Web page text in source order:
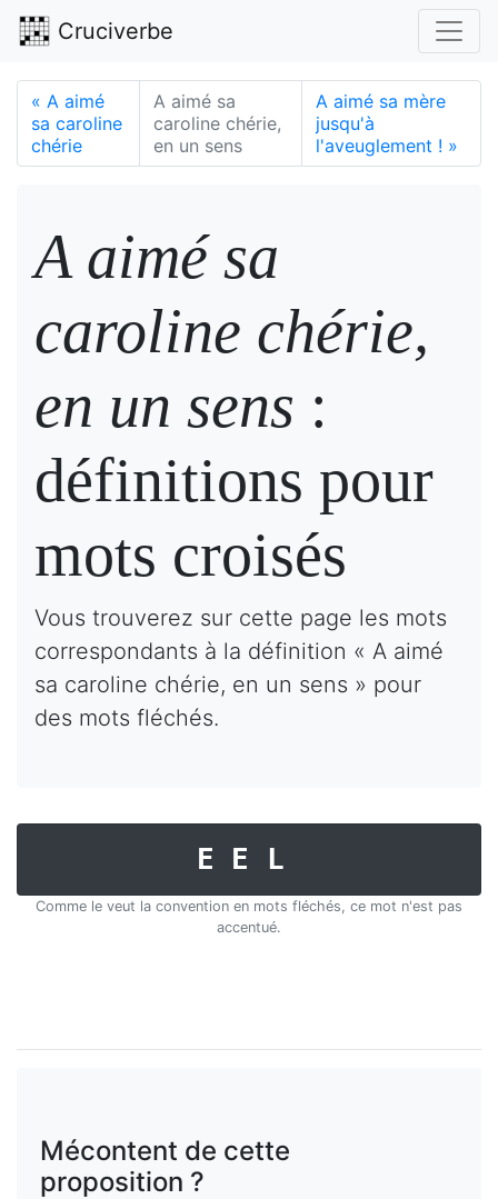
Cruciverbe
« A aimé
sa caroline
chérie
A aimé sa
caroline chérie,
en un sens
A aimé sa mère
jusqu'à
l'aveuglement ! »
A aimé sa
caroline chérie,
en un sens :
définitions pour
mots croisés
Vous trouverez sur cette page les mots
correspondants à la définition « A aimé
sa caroline chérie, en un sens » pour
des mots fléchés.
EEL
Comme le veut la convention en mots fléchés, ce mot n'est pas
accentué.
Mécontent de cette
proposition ?